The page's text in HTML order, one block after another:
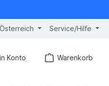
Österreich Service/Hilfe
Konto Warenkorb